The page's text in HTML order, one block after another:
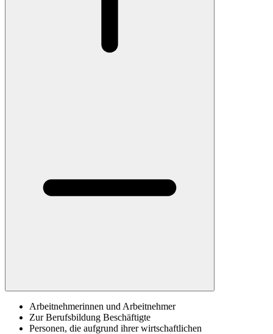
Arbeitnehmerinnen und Arbeitnehmer
Zur Berufsbildung Beschäftigte
Personen, die aufgrund ihrer wirtschaftlichen